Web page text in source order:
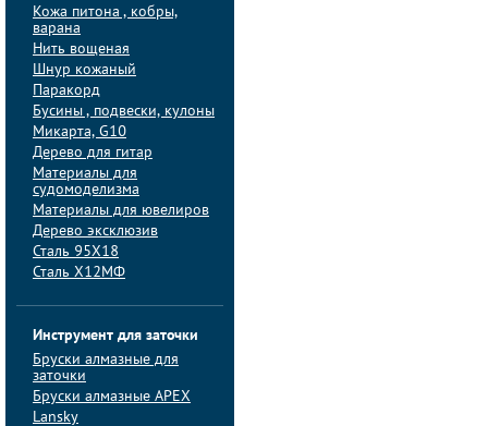
Кожа питона , кобры,
варана
Нить вощеная
Шнур кожаный
Паракорд
Бусины , подвески, кулоны
Микарта, G10
Дерево для гитар
Материалы для
судомоделизма
Материалы для ювелиров
Дерево эксклюзив
Сталь 95Х18
Сталь Х12МФ
Инструмент для заточки
Бруски алмазные для
заточки
Бруски алмазные APEX
Lansky